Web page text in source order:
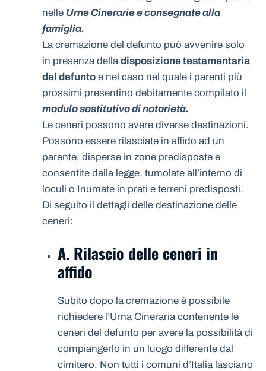
nelle Urne Cinerarie e consegnate alla
famiglia.
La cremazione del defunto può avvenire solo
in presenza della disposizione testamentaria
del defunto e nel caso nel quale i parenti più
prossimi presentino debitamente compilato il
modulo sostitutivo di notorietà.
Le ceneri possono avere diverse destinazioni.
Possono essere rilasciate in affido ad un
parente, disperse in zone predisposte e
consentite dalla legge, tumolate all’interno di
loculi o Inumate in prati e terreni predisposti.
Di seguito il dettagli delle destinazione delle
ceneri:
A. Rilascio delle ceneri in
affido
Subito dopo la cremazione è possibile
richiedere l’Urna Cineraria contenente le
ceneri del defunto per avere la possibilità di
compiangerlo in un luogo differente dal
cimitero. Non tutti i comuni d’Italia lasciano